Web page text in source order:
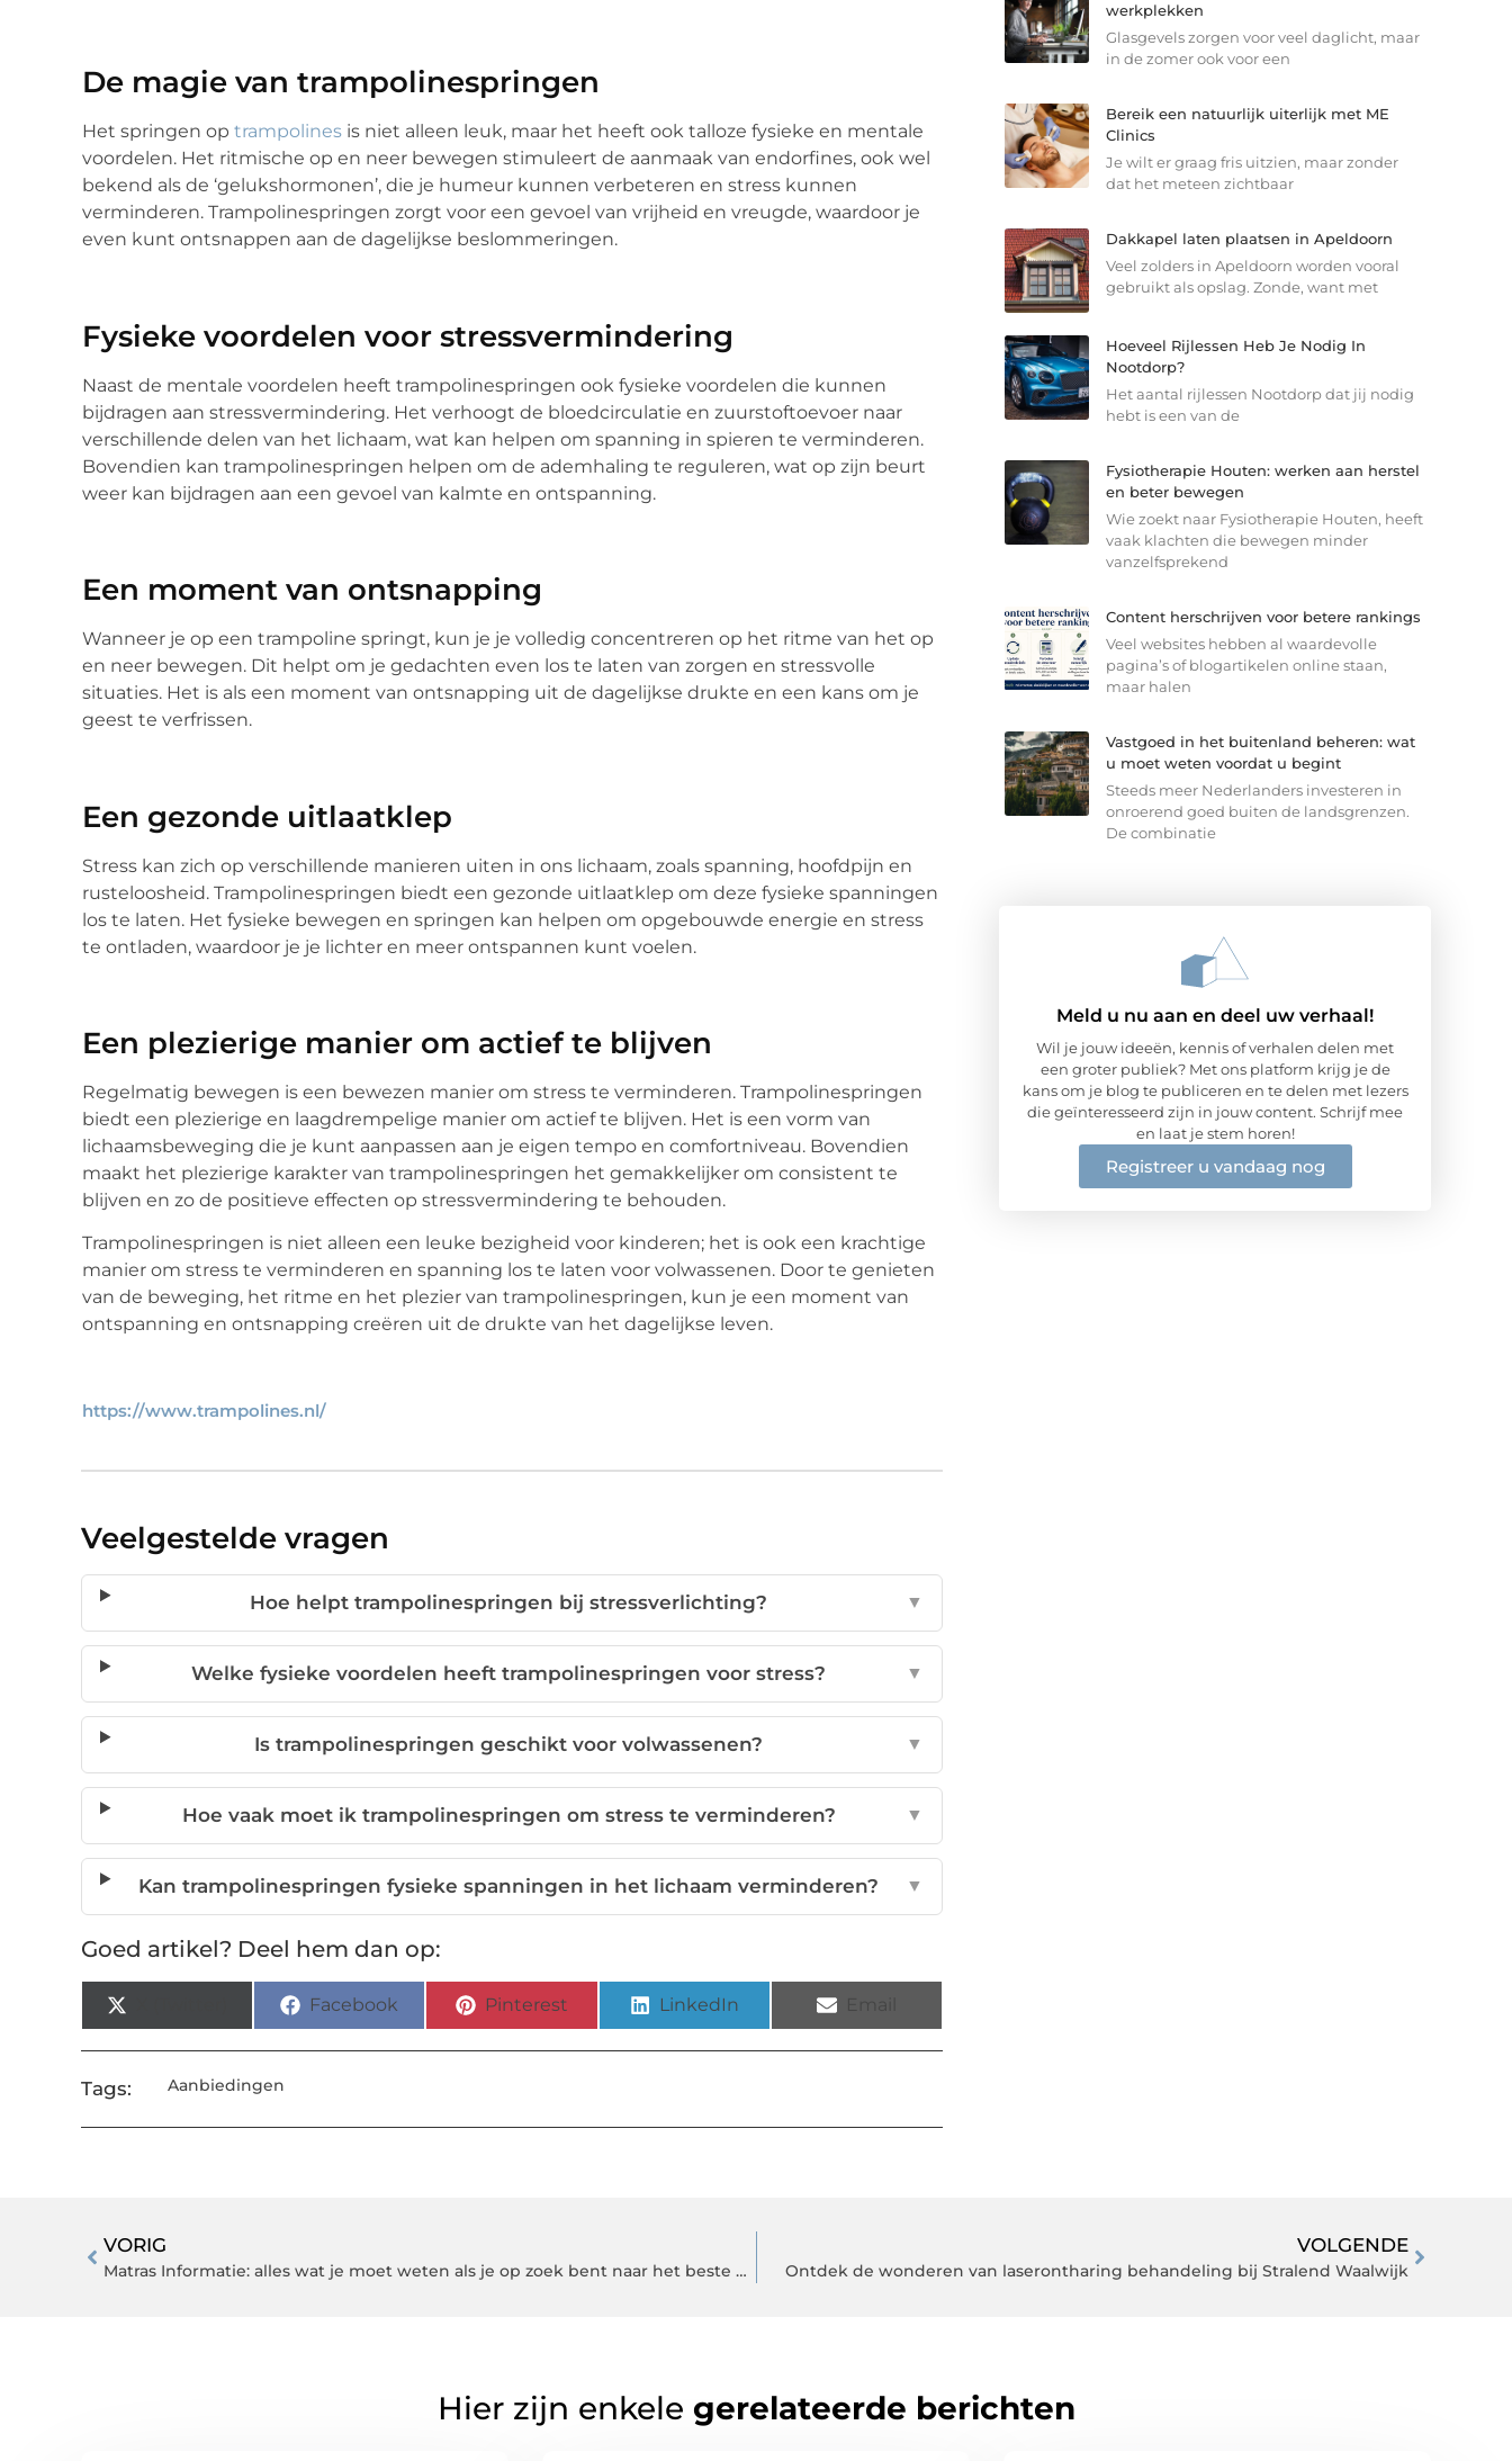
De magie van trampolinespringen
Het springen op trampolines is niet alleen leuk, maar het heeft ook talloze fysieke en mentale
voordelen. Het ritmische op en neer bewegen stimuleert de aanmaak van endorfines, ook wel
bekend als de ‘gelukshormonen’, die je humeur kunnen verbeteren en stress kunnen
verminderen. Trampolinespringen zorgt voor een gevoel van vrijheid en vreugde, waardoor je
even kunt ontsnappen aan de dagelijkse beslommeringen.
Fysieke voordelen voor stressvermindering
Naast de mentale voordelen heeft trampolinespringen ook fysieke voordelen die kunnen
bijdragen aan stressvermindering. Het verhoogt de bloedcirculatie en zuurstoftoevoer naar
verschillende delen van het lichaam, wat kan helpen om spanning in spieren te verminderen.
Bovendien kan trampolinespringen helpen om de ademhaling te reguleren, wat op zijn beurt
weer kan bijdragen aan een gevoel van kalmte en ontspanning.
Een moment van ontsnapping
Wanneer je op een trampoline springt, kun je je volledig concentreren op het ritme van het op
en neer bewegen. Dit helpt om je gedachten even los te laten van zorgen en stressvolle
situaties. Het is als een moment van ontsnapping uit de dagelijkse drukte en een kans om je
geest te verfrissen.
Een gezonde uitlaatklep
Stress kan zich op verschillende manieren uiten in ons lichaam, zoals spanning, hoofdpijn en
rusteloosheid. Trampolinespringen biedt een gezonde uitlaatklep om deze fysieke spanningen
los te laten. Het fysieke bewegen en springen kan helpen om opgebouwde energie en stress
te ontladen, waardoor je je lichter en meer ontspannen kunt voelen.
Een plezierige manier om actief te blijven
Regelmatig bewegen is een bewezen manier om stress te verminderen. Trampolinespringen
biedt een plezierige en laagdrempelige manier om actief te blijven. Het is een vorm van
lichaamsbeweging die je kunt aanpassen aan je eigen tempo en comfortniveau. Bovendien
maakt het plezierige karakter van trampolinespringen het gemakkelijker om consistent te
blijven en zo de positieve effecten op stressvermindering te behouden.
Trampolinespringen is niet alleen een leuke bezigheid voor kinderen; het is ook een krachtige
manier om stress te verminderen en spanning los te laten voor volwassenen. Door te genieten
van de beweging, het ritme en het plezier van trampolinespringen, kun je een moment van
ontspanning en ontsnapping creëren uit de drukte van het dagelijkse leven.
https://www.trampolines.nl/
Veelgestelde vragen
Hoe helpt trampolinespringen bij stressverlichting? ▼
Welke fysieke voordelen heeft trampolinespringen voor stress? ▼
Is trampolinespringen geschikt voor volwassenen? ▼
Hoe vaak moet ik trampolinespringen om stress te verminderen? ▼
Kan trampolinespringen fysieke spanningen in het lichaam verminderen? ▼
Goed artikel? Deel hem dan op:
Facebook Pinterest LinkedIn
Tags: Aanbiedingen
werkplekken
Glasgevels zorgen voor veel daglicht, maar
in de zomer ook voor een
Bereik een natuurlijk uiterlijk met ME
Clinics
Je wilt er graag fris uitzien, maar zonder
dat het meteen zichtbaar
Dakkapel laten plaatsen in Apeldoorn
Veel zolders in Apeldoorn worden vooral
gebruikt als opslag. Zonde, want met
Hoeveel Rijlessen Heb Je Nodig In
Nootdorp?
Het aantal rijlessen Nootdorp dat jij nodig
hebt is een van de
Fysiotherapie Houten: werken aan herstel
en beter bewegen
Wie zoekt naar Fysiotherapie Houten, heeft
vaak klachten die bewegen minder
vanzelfsprekend
Content herschrijven voor betere rankings
Veel websites hebben al waardevolle
pagina’s of blogartikelen online staan,
maar halen
Vastgoed in het buitenland beheren: wat
u moet weten voordat u begint
Steeds meer Nederlanders investeren in
onroerend goed buiten de landsgrenzen.
De combinatie
Meld u nu aan en deel uw verhaal!
Wil je jouw ideeën, kennis of verhalen delen met
een groter publiek? Met ons platform krijg je de
kans om je blog te publiceren en te delen met lezers
die geïnteresseerd zijn in jouw content. Schrijf mee
en laat je stem horen!
Registreer u vandaag nog
VORIG
Matras Informatie: alles wat je moet weten als je op zoek bent naar het beste matras
VOLGENDE
Ontdek de wonderen van laserontharing behandeling bij Stralend Waalwijk
Hier zijn enkele gerelateerde berichten